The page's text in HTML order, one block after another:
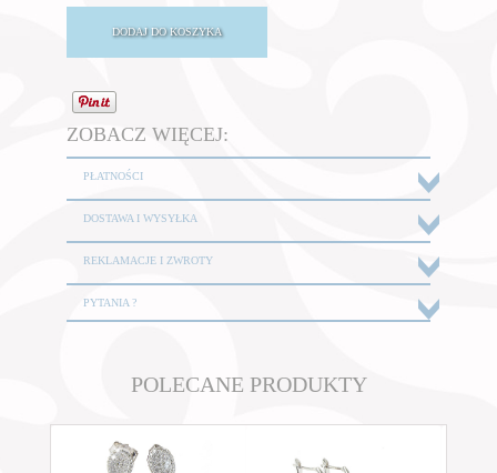
ZOBACZ WIĘCEJ:
PŁATNOŚCI
DOSTAWA I WYSYŁKA
REKLAMACJE I ZWROTY
PYTANIA ?
POLECANE PRODUKTY